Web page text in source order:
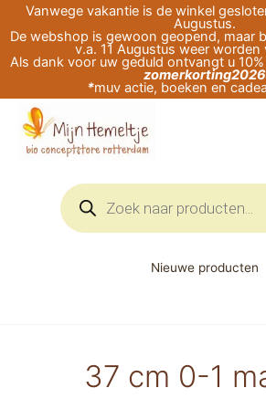
Vanwege vakantie is de winkel
Augustus.
De webshop is gewoon geopend, maar
v.a. 11 Augustus weer worden
Als dank voor uw geduld ontvangt u
zomerkorting2026
*muv actie, boeken en
naar
de
Producten
zoeken
Nieuwe producten
37 cm 0-1